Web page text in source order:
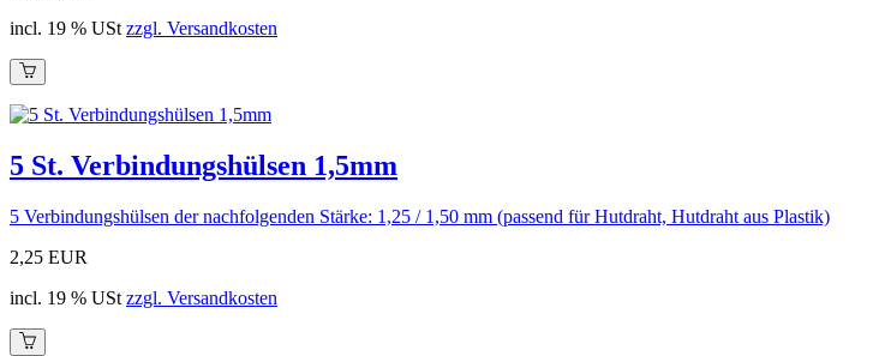
incl. 19 % USt zzgl. Versandkosten
5 St. Verbindungshülsen 1,5mm
5 Verbindungshülsen der nachfolgenden Stärke: 1,25 / 1,50 mm (passend für Hutdraht, Hutdraht aus Plastik)
2,25 EUR
incl. 19 % USt zzgl. Versandkosten